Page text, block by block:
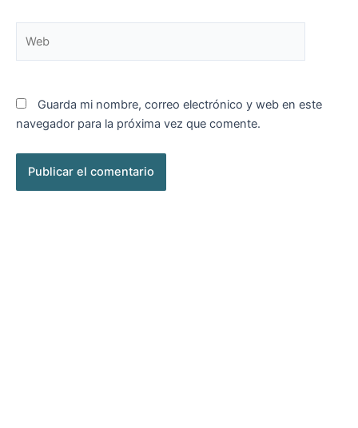
Guarda mi nombre, correo electrónico y web en este
navegador para la próxima vez que comente.